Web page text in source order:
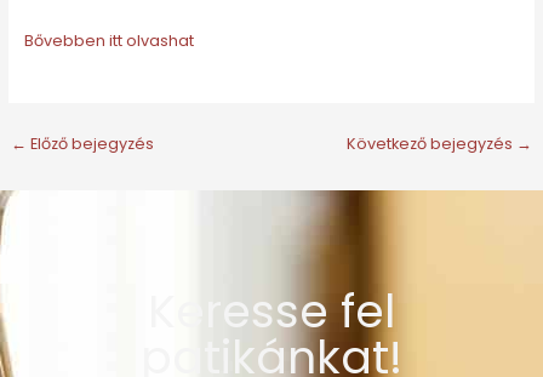
Bővebben itt olvashat
← Előző bejegyzés Következő bejegyzés →
Keresse fel
patikánkat!